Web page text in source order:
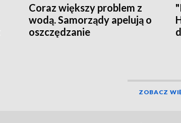
Coraz większy problem z
wodą. Samorządy apelują o
oszczędzanie
ZOBACZ